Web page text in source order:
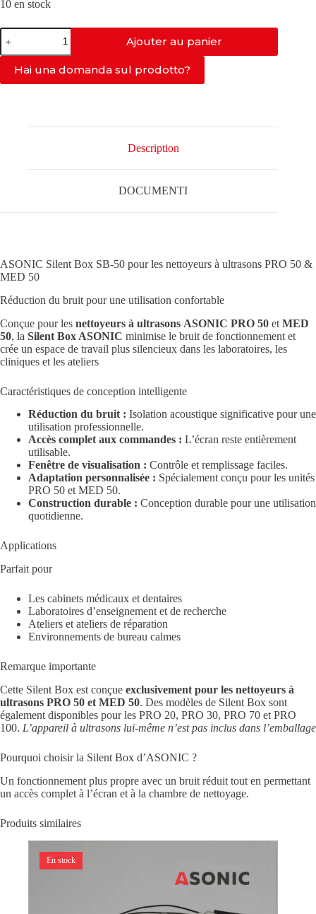
10 en stock
quantité
de
SILENTBOX
POUR
PRO-
Ajouter au panier
Hai una domanda sul prodotto?
Description
DOCUMENTI
ASONIC Silent Box SB-50 pour les nettoyeurs à ultrasons PRO 50 &
MED 50
Réduction du bruit pour une utilisation confortable
Conçue pour les nettoyeurs à ultrasons ASONIC PRO 50 et MED
50, la Silent Box ASONIC minimise le bruit de fonctionnement et
crée un espace de travail plus silencieux dans les laboratoires, les
cliniques et les ateliers
Caractéristiques de conception intelligente
Réduction du bruit : Isolation acoustique significative pour une
utilisation professionnelle.
Accès complet aux commandes : L’écran reste entièrement
utilisable.
Fenêtre de visualisation : Contrôle et remplissage faciles.
Adaptation personnalisée : Spécialement conçu pour les unités
PRO 50 et MED 50.
Construction durable : Conception durable pour une utilisation
quotidienne.
Applications
Parfait pour
Les cabinets médicaux et dentaires
Laboratoires d’enseignement et de recherche
Ateliers et ateliers de réparation
Environnements de bureau calmes
Remarque importante
Cette Silent Box est conçue exclusivement pour les nettoyeurs à
ultrasons PRO 50 et MED 50. Des modèles de Silent Box sont
également disponibles pour les PRO 20, PRO 30, PRO 70 et PRO
100. L’appareil à ultrasons lui-même n’est pas inclus dans l’emballage
Pourquoi choisir la Silent Box d’ASONIC ?
Un fonctionnement plus propre avec un bruit réduit tout en permettant
un accès complet à l’écran et à la chambre de nettoyage.
Produits similaires
En stock